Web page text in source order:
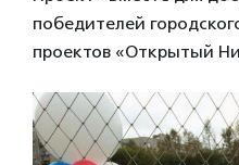
победителей
проектов «Открытый